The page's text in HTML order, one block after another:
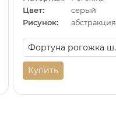
Цвет:
серый
Рисунок:
абстракция
Купить